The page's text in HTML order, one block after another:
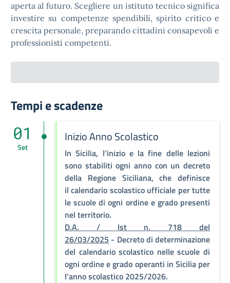
aperta al futuro. Scegliere un istituto tecnico significa
investire su competenze spendibili, spirito critico e
crescita personale, preparando cittadini consapevoli e
professionisti competenti.
Tempi e scadenze
Inizio Anno Scolastico
InSicilia, l’inizio e la fine delle lezioni
sono stabiliti ogni anno con un decreto
della Regione Siciliana, che definisce
ilcalendario scolastico ufficiale per tutte
le scuole di ogni ordine e grado presenti
nel territorio.
D.A. / Ist n. 718 del
26/03/2025 - Decreto di determinazione
del calendario scolastico nelle scuole di
ogni ordine e grado operanti in Sicilia per
l’anno scolastico 2025/2026.
01
Set